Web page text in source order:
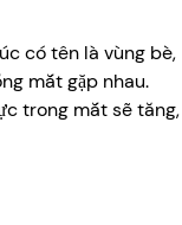
có tên là vùng bè,
mắt gặp nhau.
trong mắt sẽ tăng,